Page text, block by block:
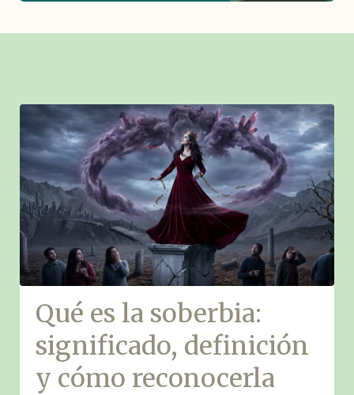
Qué es la soberbia:
significado, definición
y cómo reconocerla